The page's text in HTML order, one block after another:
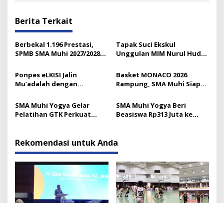
Berita Terkait
Berbekal 1.196 Prestasi,
SPMB SMA Muhi 2027/2028
Tapak Suci Ekskul
Unggulan MIM Nurul Huda
Ponpes eLKISI Jalin
Mu’adalah dengan
Basket MONACO 2026
Rampung, SMA Muhi Siap
SMA Muhi Yogya Gelar
Pelatihan GTK Perkuat
SMA Muhi Yogya Beri
Beasiswa Rp313 Juta ke
Rekomendasi untuk Anda